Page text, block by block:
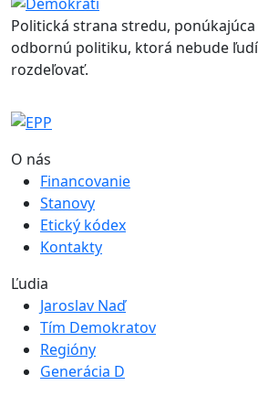
Politická strana stredu,
odbornú politiku, ktorá nebude
rozdeľovať.
O nás
Financovanie
Stanovy
Etický kódex
Kontakty
Ľudia
Jaroslav Naď
Tím Demokratov
Regióny
Generácia D